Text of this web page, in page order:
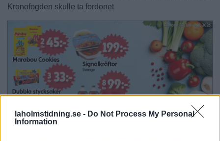
laholmstidning.se - Do Not Process My Personal
Information
Kronofogden skulle ta fordonet